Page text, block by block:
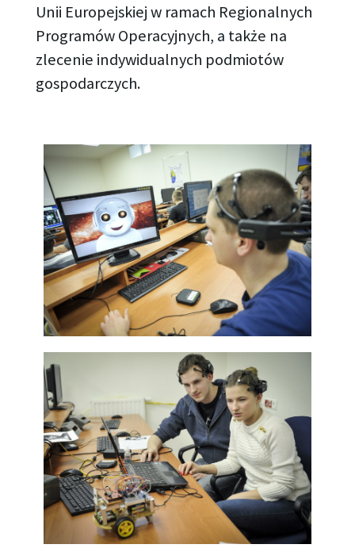
Unii Europejskiej w ramach Regionalnych
Programów Operacyjnych, a także na
zlecenie indywidualnych podmiotów
gospodarczych.